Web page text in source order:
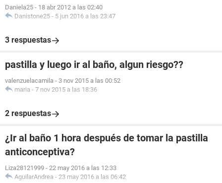
Daniela25 - 18 abr 2012 a las 02:40
Danistone25 - 5 jun 2016 a las 23:47
3 respuestas
pastilla y luego ir al baño, algun riesgo??
valenzuelacamila - 3 nov 2015 a las 00:52
maria - 7 nov 2015 a las 18:36
2 respuestas
¿Ir al baño 1 hora después de tomar la pastilla
anticonceptiva?
Liza28121999 - 22 may 2016 a las 12:33
AguilarAndrea - 23 may 2016 a las 06:42